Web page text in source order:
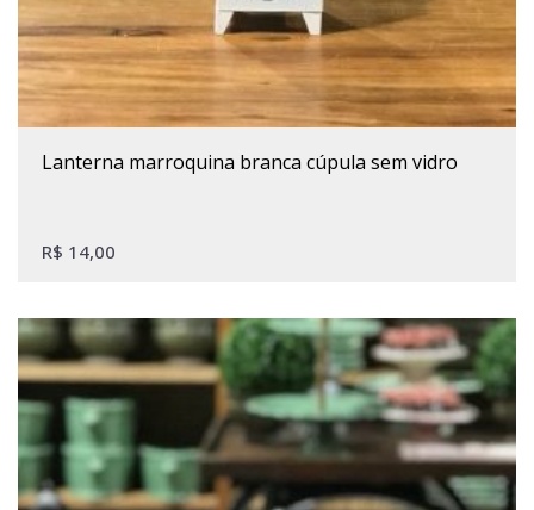
lanterna marroquina branca cúpula sem vidro
R$ 14,00